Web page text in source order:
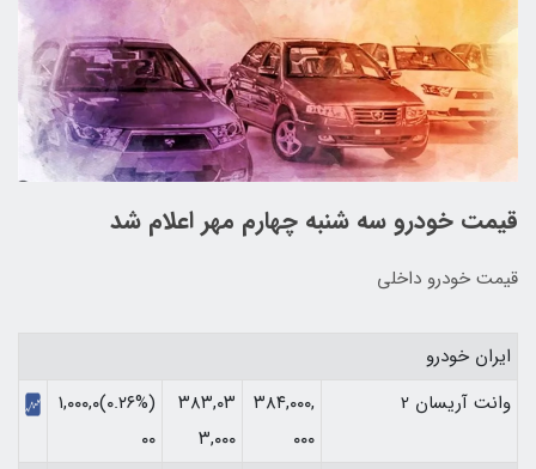
قیمت خودرو سه شنبه چهارم مهر اعلام شد
قیمت خودرو داخلی
ایران خودرو
وانت آریسان 2
۳۸۴,۰۰۰,
۰۰۰
۳۸۳,۰۳
۳,۰۰۰
(‎۰.۲۶%‏)‎۱,۰۰۰,۰
۰۰‏